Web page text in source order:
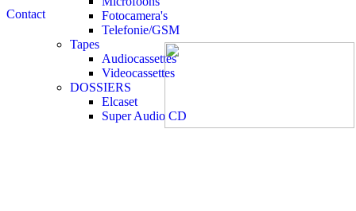
Contact
Fotocamera's
Telefonie/GSM
Tapes
Audiocassettes
Videocassettes
DOSSIERS
Elcaset
Super Audio CD